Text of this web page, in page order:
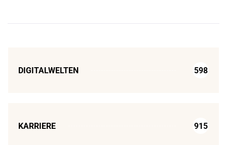
DIGITALWELTEN 598
KARRIERE 915